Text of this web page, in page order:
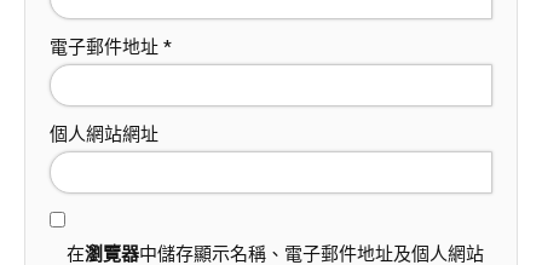
電子郵件地址 *
個人網站網址
在瀏覽器中儲存顯示名稱、電子郵件地址及個人網站